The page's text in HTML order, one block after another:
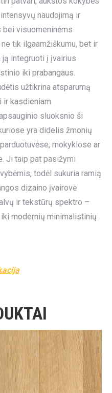
naudojimą ir
visuomeninėms
tik ilgaamžiškumu, bet ir
integruoti į įvairius
iki prabangaus.
užtikrina atsparumą
ir kasdieniam
sluoksnio ši
yra didelis žmonių
mokyklose ar
Ji taip pat pasižymi
todėl sukuria ramią
dizaino įvairovė
ir tekstūrų spektro –
modernių minimalistinių